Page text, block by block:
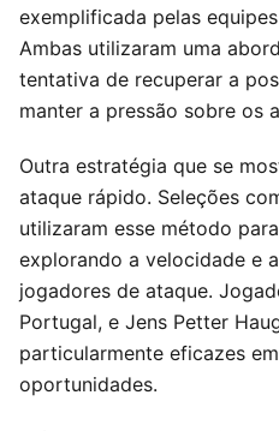
exemplificada pelas
Ambas utilizaram uma
tentativa de recuperar a
manter a pressão sobre os
Outra estratégia que se
ataque rápido. Seleções
utilizaram esse método
explorando a velocidade e
jogadores de ataque.
Portugal, e Jens Petter
particularmente eficazes
oportunidades.